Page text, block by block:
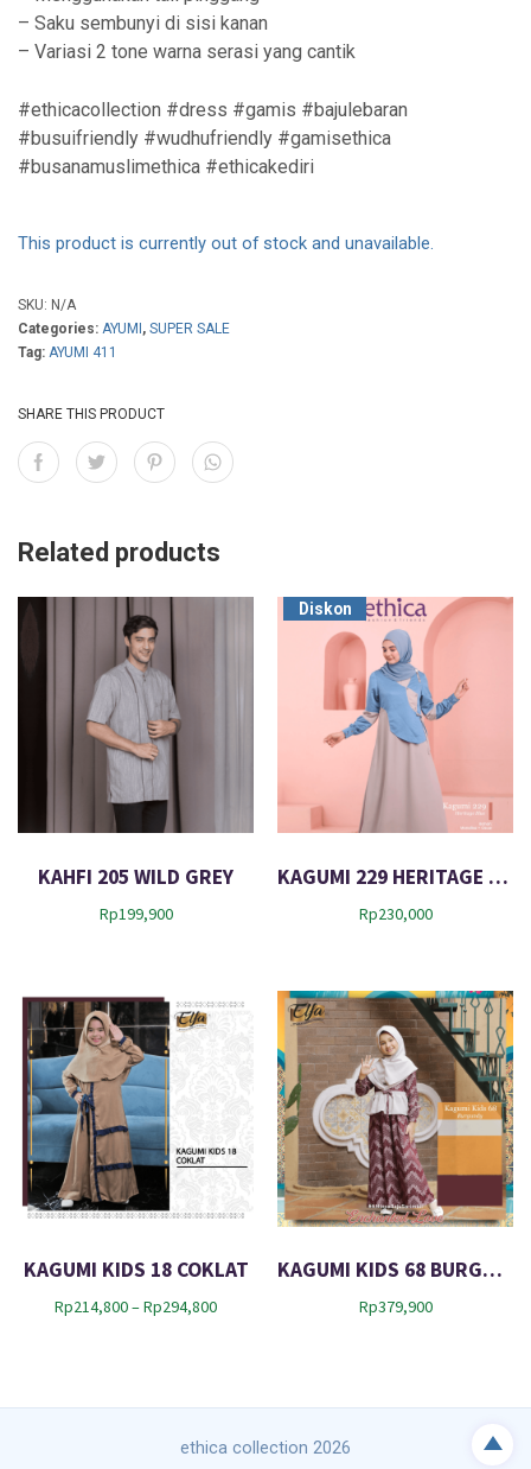
– Saku sembunyi di sisi kanan
– Variasi 2 tone warna serasi yang cantik
#ethicacollection #dress #gamis #bajulebaran
#busuifriendly #wudhufriendly #gamisethica
#busanamuslimethica #ethicakediri
This product is currently out of stock and unavailable.
SKU: N/A
Categories: AYUMI , SUPER SALE
Tag: AYUMI 411
SHARE THIS PRODUCT
Related products
KAHFI 205 WILD GREY
Rp199,900
Diskon
KAGUMI 229 HERITAGE BLUE
Rp230,000
KAGUMI KIDS 18 COKLAT
Rp214,800–Rp294,800P
a
KAGUMI KIDS 68 BURGUNDY
Rp379,900
ethica collection 2026